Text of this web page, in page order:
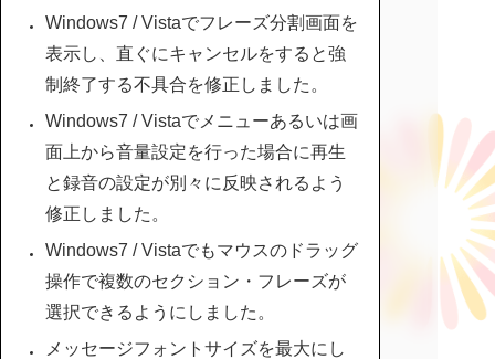
Windows7 / Vistaでフレーズ分割画面を
表示し、直ぐにキャンセルをすると強
制終了する不具合を修正しました。
Windows7 / Vistaでメニューあるいは画
面上から音量設定を行った場合に再生
と録音の設定が別々に反映されるよう
修正しました。
Windows7 / Vistaでもマウスのドラッグ
操作で複数のセクション・フレーズが
選択できるようにしました。
メッセージフォントサイズを最大にし